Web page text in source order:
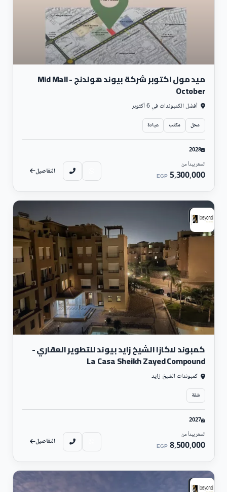
ميد مول اكتوبر شركة بيوند هولدنج - Mid Mall
October
أفضل الكمبوندات في 6 أكتوبر
محل مكتب عيادة
2028
السعر يبدأ من
5,300,000
EGP التفاصيل
سكني
كمبوند لاكازا الشيخ زايد بيوند للتطوير العقاري -
La Casa Sheikh Zayed Compound
كمبوندات الشيخ زايد
شقة
2027
السعر يبدأ من
8,500,000
EGP التفاصيل
تجارى